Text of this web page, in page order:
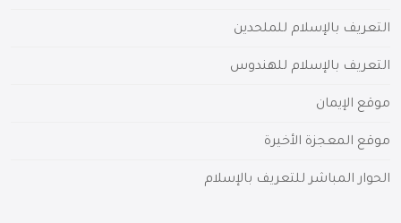
التعريف بالإسلام للملحدين
التعريف بالإسلام للهندوس
موقع الإيمان
موقع المعجزة الأخيرة
الحوار المباشر للتعريف بالإسلام